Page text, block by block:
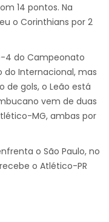
14 pontos. Na
o Corinthians por 2
4 do Campeonato
do Internacional, mas
de gols, o Leão está
vem de duas
MG, ambas por
o São Paulo, no
o Atlético-PR